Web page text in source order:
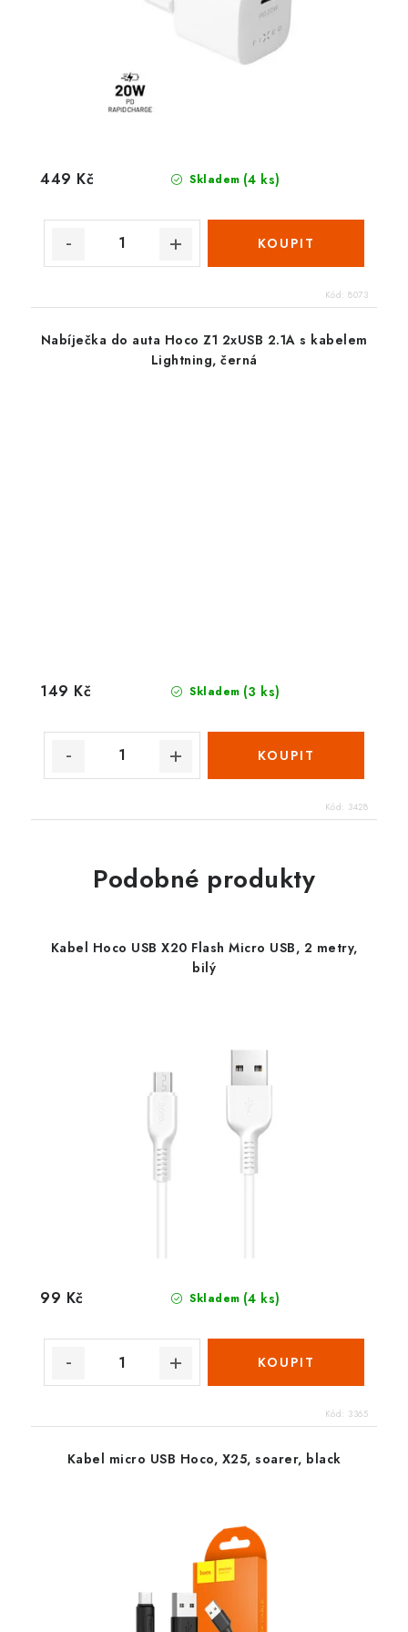
Skladem (4 ks)
449 Kč
Kód: 8073
Nabíječka do auta Hoco Z1 2xUSB 2.1A s kabelem
Lightning, černá
Skladem (3 ks)
149 Kč
Kód: 3428
Podobné produkty
Kabel Hoco USB X20 Flash Micro USB, 2 metry,
bilý
Skladem (4 ks)
99 Kč
Kód: 3365
Kabel micro USB Hoco, X25, soarer, black